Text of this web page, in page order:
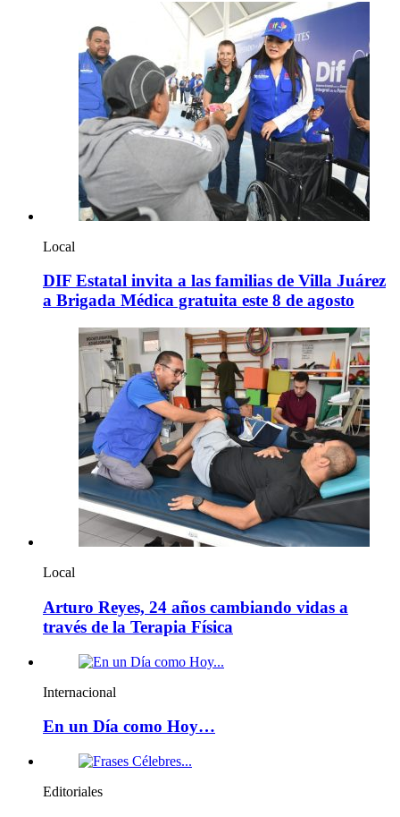
Local
DIF Estatal invita a las familias de Villa Juárez
a Brigada Médica gratuita este 8 de agosto
Local
Arturo Reyes, 24 años cambiando vidas a
través de la Terapia Física
Internacional
En un Día como Hoy…
Editoriales